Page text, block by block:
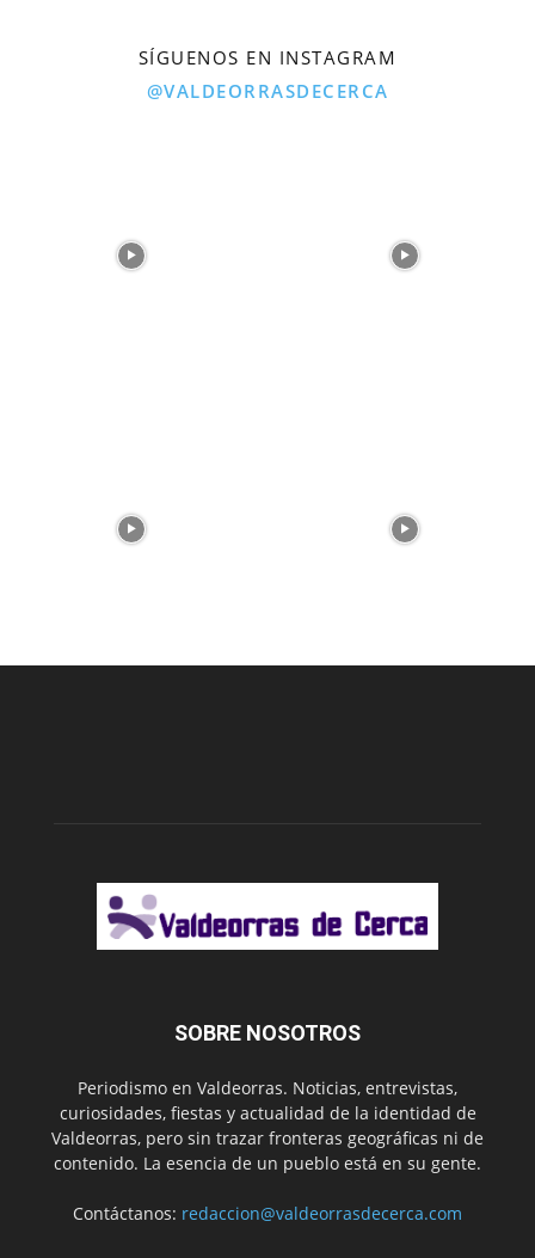
SÍGUENOS EN INSTAGRAM
@VALDEORRASDECERCA
SOBRE NOSOTROS
Periodismo en Valdeorras. Noticias, entrevistas,
curiosidades, fiestas y actualidad de la identidad de
Valdeorras, pero sin trazar fronteras geográficas ni de
contenido. La esencia de un pueblo está en su gente.
Contáctanos: redaccion@valdeorrasdecerca.com